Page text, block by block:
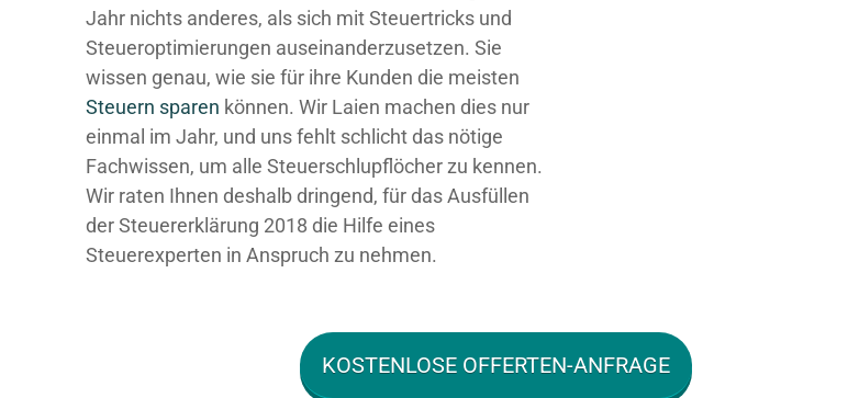
Jahr nichts anderes, als sich mit Steuertricks und
Steueroptimierungen auseinanderzusetzen. Sie
wissen genau, wie sie für ihre Kunden die meisten
Steuern sparen können. Wir Laien machen dies nur
einmal im Jahr, und uns fehlt schlicht das nötige
Fachwissen, um alle Steuerschlupflöcher zu kennen.
Wir raten Ihnen deshalb dringend, für das Ausfüllen
der Steuererklärung 2018 die Hilfe eines
Steuerexperten in Anspruch zu nehmen.
KOSTENLOSE OFFERTEN-ANFRAGE